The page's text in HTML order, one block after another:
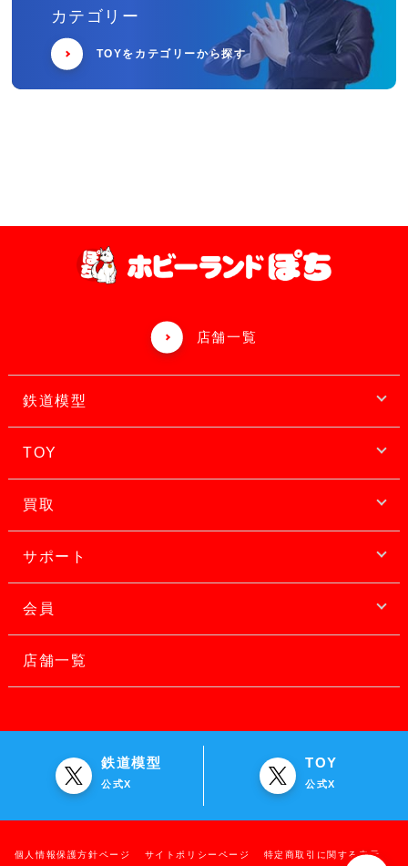
カテゴリー
TOYをカテゴリーから探す
店舗一覧
鉄道模型
TOY
買取
サポート
会員
店舗一覧
鉄道模型
公式X
TOY
公式X
個人情報保護方針ページ サイトポリシーページ 特定商取引に関する表示